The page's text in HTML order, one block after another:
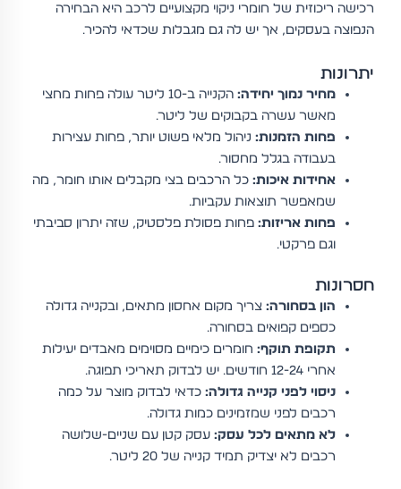
רכישה ריכוזית של חומרי ניקוי מקצועיים לרכב היא הבחירה
הנפוצה בעסקים, אך יש לה גם מגבלות שכדאי להכיר.
יתרונות
מחיר נמוך יחידה:
הקנייה ב-10 ליטר עולה פחות מחצי
מאשר עשרה בקבוקים של ליטר.
פחות הזמנות: ניהול מלאי פשוט יותר, פחות עצירות
בעבודה בגלל מחסור.
אחידות איכות: כל הרכבים בצי מקבלים אותו חומר, מה
שמאפשר תוצאות עקביות.
פחות אריזות: פחות פסולת פלסטיק, שזה יתרון סביבתי
וגם פרקטי.
חסרונות
הון בסחורה: צריך מקום אחסון מתאים, ובקנייה גדולה
כספים קפואים בסחורה.
תקופת תוקף: חומרים כימיים מסוימים מאבדים יעילות
אחרי 12-24 חודשים. יש לבדוק תאריכי תפוגה.
ניסוי לפני קנייה גדולה: כדאי לבדוק מוצר על כמה
רכבים לפני שמזמינים כמות גדולה.
לא מתאים לכל עסק: עסק קטן עם שניים-שלושה
רכבים לא יצדיק תמיד קנייה של 20 ליטר.